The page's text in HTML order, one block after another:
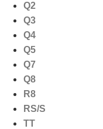
Q2
Q3
Q4
Q5
Q7
Q8
R8
RS/S
TT